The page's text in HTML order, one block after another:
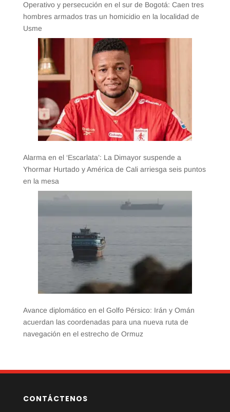
Operativo y persecución en el sur de Bogotá: Caen tres
hombres armados tras un homicidio en la localidad de
Usme
Alarma en el ‘Escarlata’: La Dimayor suspende a
Yhormar Hurtado y América de Cali arriesga seis puntos
en la mesa
Avance diplomático en el Golfo Pérsico: Irán y Omán
acuerdan las coordenadas para una nueva ruta de
navegación en el estrecho de Ormuz
CONTÁCTENOS